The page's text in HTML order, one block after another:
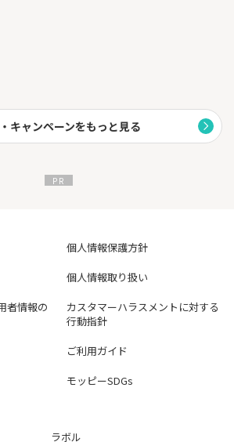
ド番号を発行可能！
・購買費目名義など、任意の名義で発行可
キャンペーンをもっと見る
個人情報保護方針
個人情報取り扱い
者情報の
カスタマーハラスメントに対する
行動指針
ご利用ガイド
モッピーSDGs
ラボル